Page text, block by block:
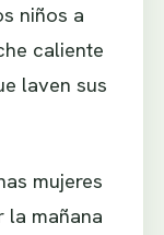
niños a
caliente
laven sus
mujeres
la mañana